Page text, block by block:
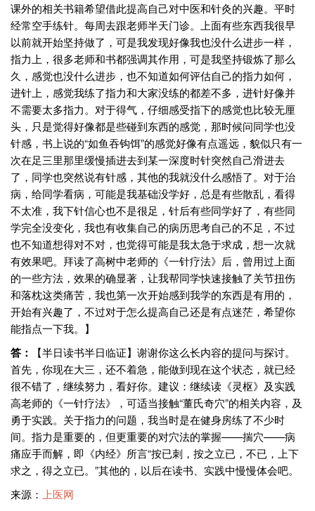
课外的相关书籍希望借此提高自己对中医和针灸的兴趣。平时
经常空手练针。每周去跟老师半天门诊。上面有些东西我很早
以前就开始坚持做了，可是我发现好像我也没什么进步一样，
指力上，很多老师和书都强调其作用，可是我坚持锻炼了那么
久，感觉也没什么进步，也不知道如何评估自己的指力如何，
进针上，感觉我练了指力和大家没练的都差不多，进针好像并
不需要太多指力。对于得气，仔细感受指下的感觉也比较无厘
头，只是觉得好像都是些碰到东西的感觉，那时候问同学也没
针感，书上说的“如鱼吞钩饵”的感觉好像有点遥远，貌似只有一
次在足三里那里缓慢插进去到某一深度时针突然自己滑进去
了，同学也突然说有针感，其他的我就没什么感悟了。对于治
病，给同学看病，可能是我基础没学好，总是有些散乱，看得
不太准，我下针信心也不是很足，针后有些同学好了，有些同
学完全没变化，我也有收集自己的病历思考自己的不足，不过
也不知道想得对不对，也觉得可能是我太急于求成，想一次就
有效果吧。拜读了高树中老师的《一针疗法》后，曾用过上面
的一些方法，效果的确显著，让我帮同学快速接触了关节扭伤
和落枕这类痛苦，我也第一次开始感到我学的东西是有用的，
开始有兴趣了，不过对于怎么提高自己还是有点迷茫，希望你
能指点一下我。】
答：
【半日读书半日临证】谢谢你这么长内容的提问与探讨。
首先，你现在大三，还不着急，能做到现在这个状态，就已经
很不错了，继续努力，看好你。建议：继续读《灵枢》及实践
高老师的《一针疗法》，可适当接触“董氏奇穴”的相关内容，及
勇于实践。关于指力的问题，我当时是在健身房练了不少时
间。指力是重要的，但更重要的对穴法的掌握——揣穴——病
痛应手而解，即《内经》所言“按已刺，按之立已，不已，上下
求之，得之立已。”其他的，以后在读书、实践中慢慢体会吧。
来源： 上医网